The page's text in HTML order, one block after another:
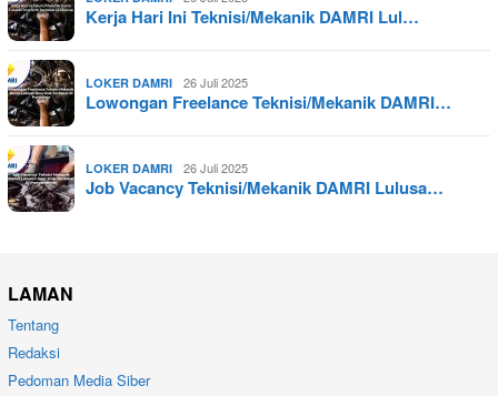
Kerja Hari Ini Teknisi/Mekanik DAMRI Lul…
LOKER DAMRI 26 Juli 2025
Lowongan Freelance Teknisi/Mekanik DAMRI…
LOKER DAMRI 26 Juli 2025
Job Vacancy Teknisi/Mekanik DAMRI Lulusa…
LAMAN
Tentang
Redaksi
Pedoman Media Siber